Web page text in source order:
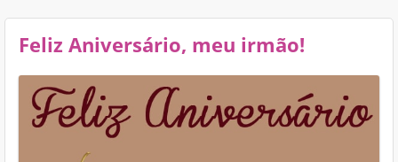
Feliz Aniversário, meu irmão!